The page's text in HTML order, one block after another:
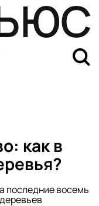
как в
последние восемь
получить ответ?